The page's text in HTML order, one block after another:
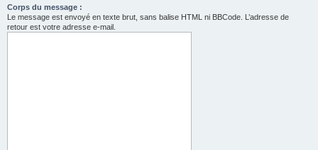
Corps du message :
Le message est envoyé en texte brut, sans balise HTML ni BBCode. L’adresse de
retour est votre adresse e-mail.